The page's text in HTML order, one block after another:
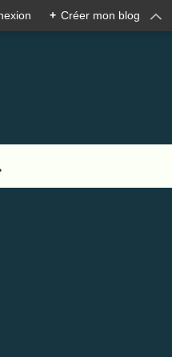
+ Créer mon blog